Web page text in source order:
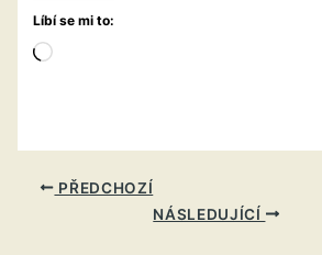
Líbí se mi to:
Načítání…
PŘEDCHOZÍ
NÁSLEDUJÍCÍ